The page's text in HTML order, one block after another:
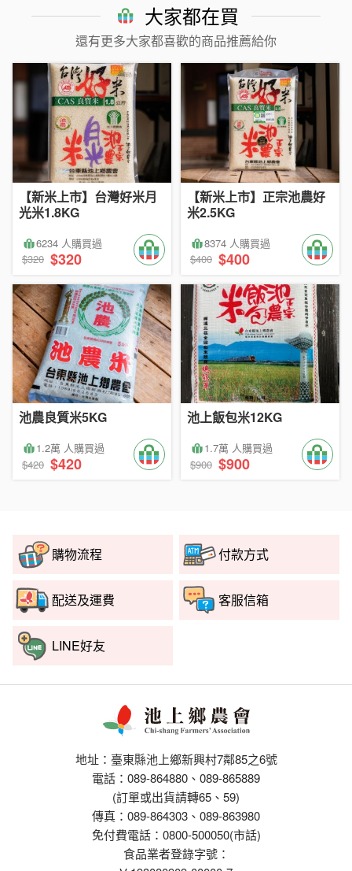
大家都在買
還有更多大家都喜歡的商品推薦給你
【新米上市】台灣好米月
光米1.8KG
6234 人購買過
$320 $320
【新米上市】正宗池農好
米2.5KG
8374 人購買過
$400 $400
池農良質米5KG
1.2萬 人購買過
$420 $420
池上飯包米12KG
1.7萬 人購買過
$900 $900
地址：臺東縣池上鄉新興村7鄰85之6號
電話：089-864880、089-865889
(訂單或出貨請轉65、59)
傳真：089-864303、089-863980
免付費電話：0800-500050(市話)
食品業者登錄字號：
購物流程 付款方式
配送及運費 客服信箱
LINE好友